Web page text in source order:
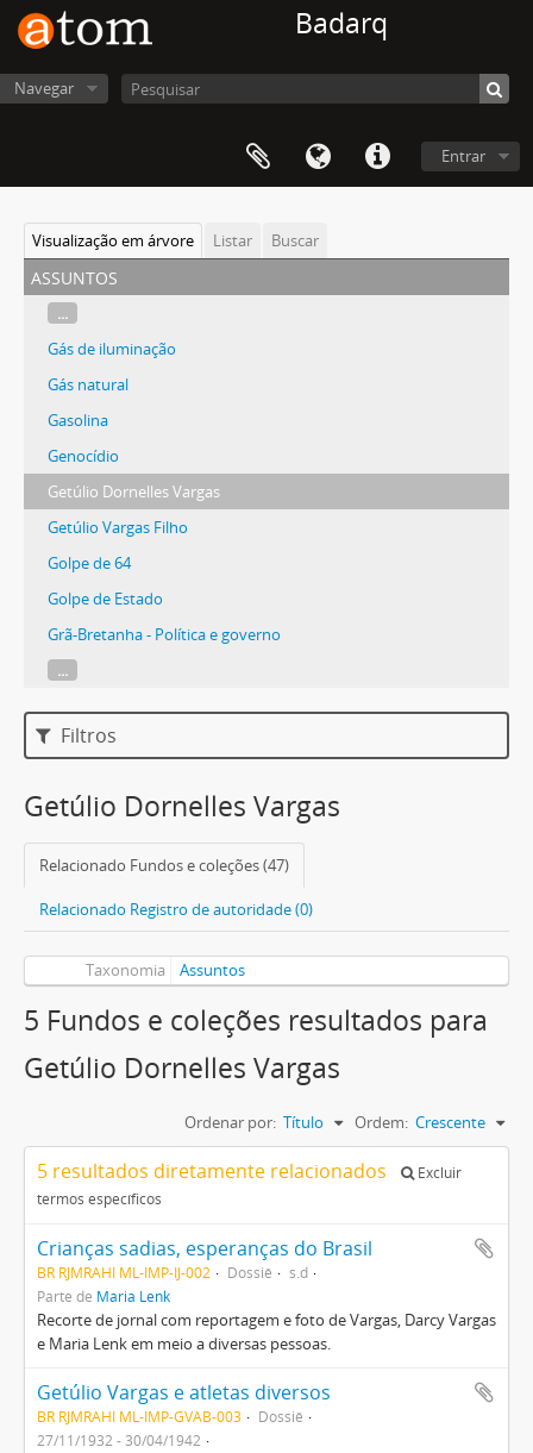
Badarq
Navegar
Entrar
Visualização em árvore Listar Buscar
assuntos
...
Gás de iluminação
Gás natural
Gasolina
Genocídio
Getúlio Dornelles Vargas
Getúlio Vargas Filho
Golpe de 64
Golpe de Estado
Grã-Bretanha - Política e governo
...
Filtros
Getúlio Dornelles Vargas
Relacionado Fundos e coleções (47)
Relacionado Registro de autoridade (0)
Taxonomia Assuntos
5 Fundos e coleções resultados para
Getúlio Dornelles Vargas
Ordenar por: Título Ordem: Crescente
5 resultados diretamente relacionados
Excluir
termos específicos
Crianças sadias, esperanças do Brasil
BR RJMRAHI ML-IMP-IJ-002 Dossiê
s.d
Parte de Maria Lenk
Recorte de jornal com reportagem e foto de Vargas, Darcy Vargas
e Maria Lenk em meio a diversas pessoas.
Getúlio Vargas e atletas diversos
BR RJMRAHI ML-IMP-GVAB-003
Dossiê
27/11/1932 - 30/04/1942